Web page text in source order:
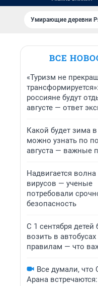
Умирающие деревни
ВСЕ
«Туризм не
россияне будут
августе — ответ
Какой будет зима
можно узнать по
августа — важные
Надвигается
вирусов — ученые
потребовали
безопасность
С 1 сентября детей
возить в
правилам — что
Все думали, что
Арана